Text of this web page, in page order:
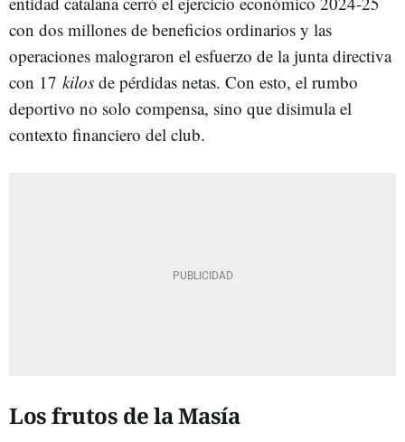
con dos millones de beneficios ordinarios y las
operaciones malograron el esfuerzo de la junta directiva
con 17 kilos de pérdidas netas. Con esto, el rumbo
deportivo no solo compensa, sino que disimula el
contexto financiero del club.
Los frutos de la Masía